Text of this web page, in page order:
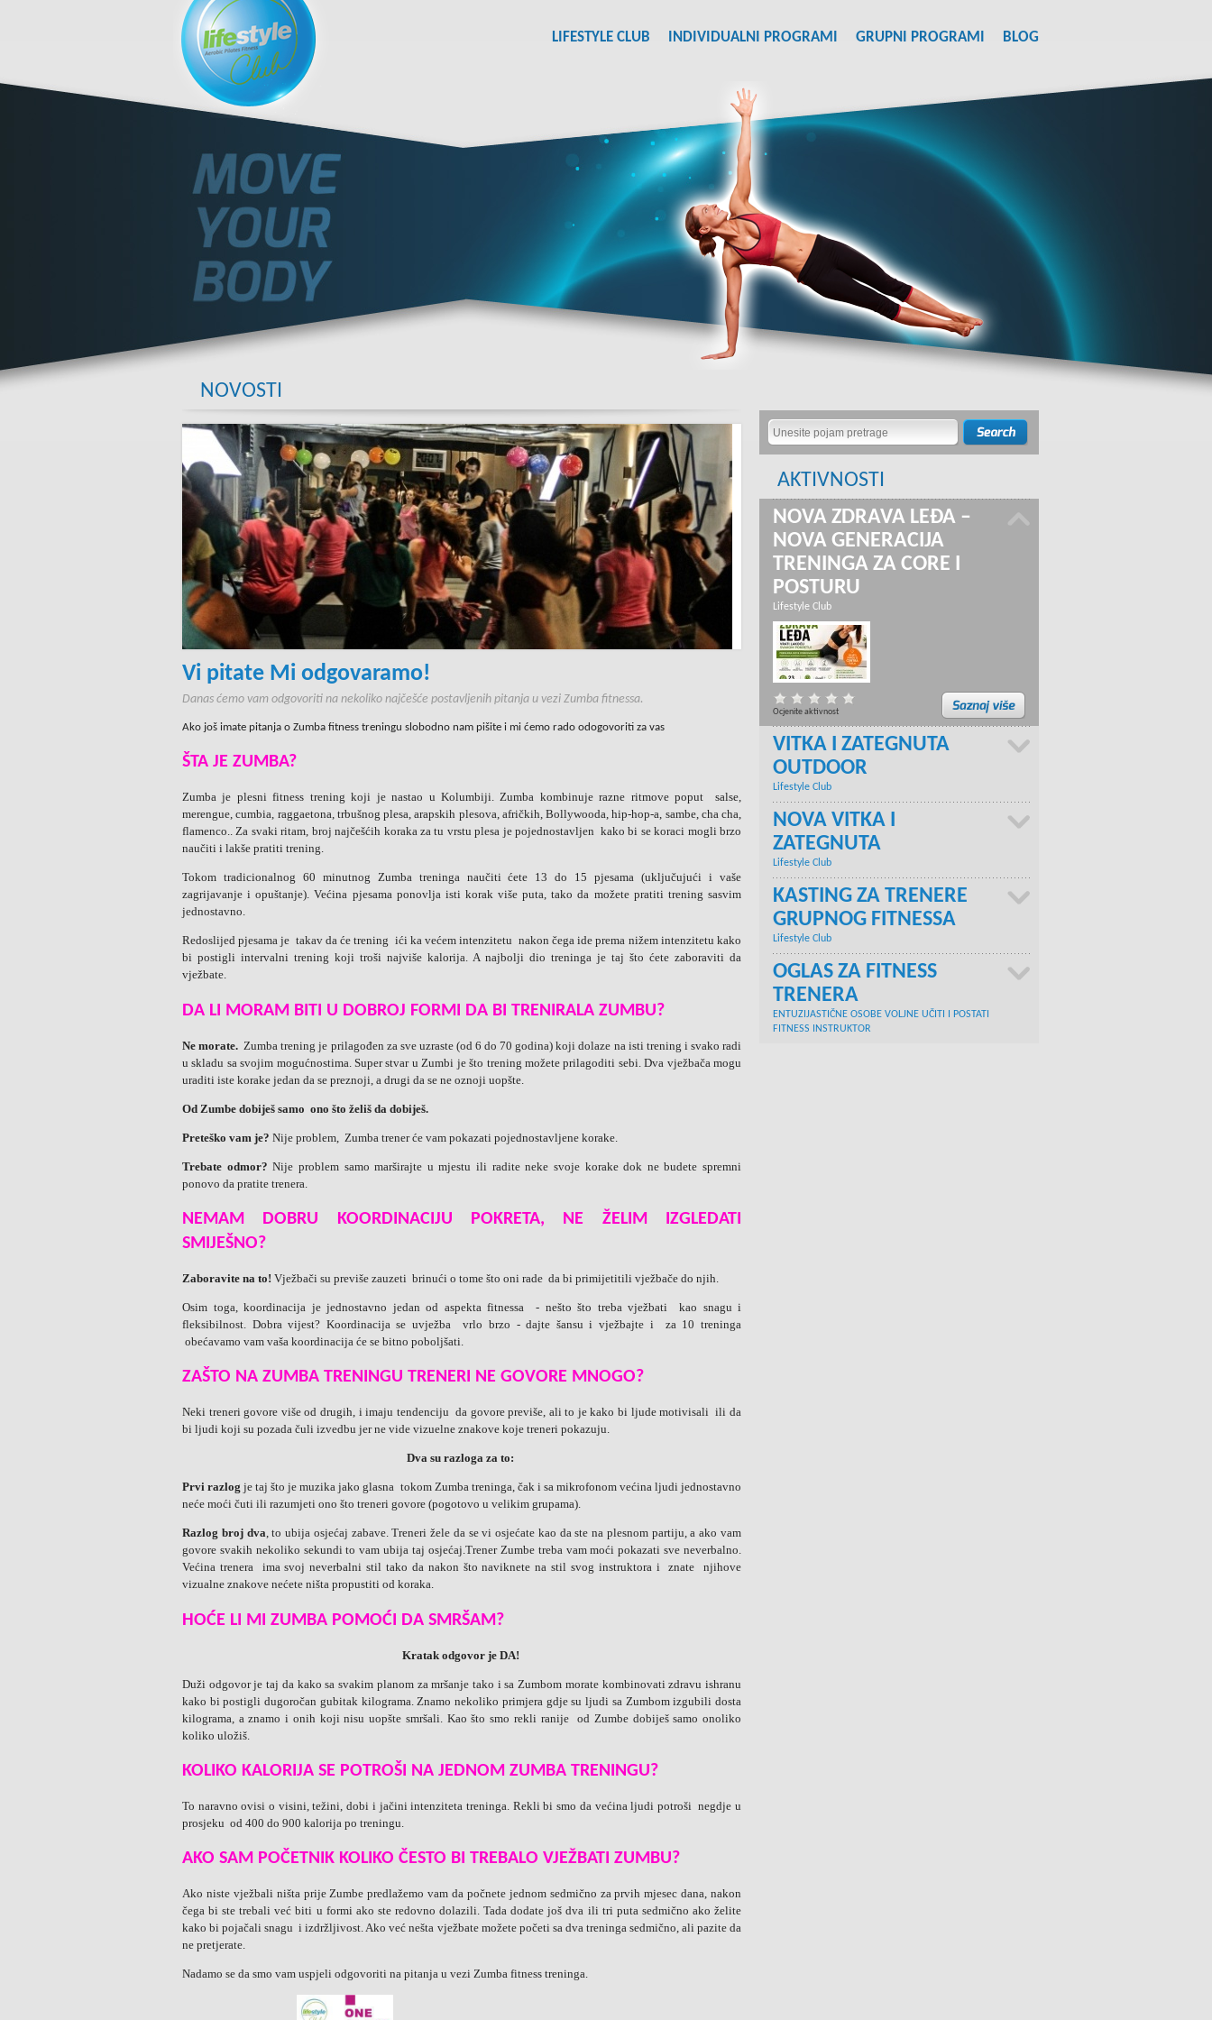
LIFESTYLE CLUB INDIVIDUALNI PROGRAMI GRUPNI PROGRAMI BLOG
NOVOSTI
Vi pitate Mi odgovaramo!
Danas ćemo vam odgovoriti na nekoliko najčešće postavljenih pitanja u vezi Zumba fitnessa.
Ako još imate pitanja o Zumba fitness treningu slobodno nam pišite i mi ćemo rado odogovoriti za vas
ŠTA JE ZUMBA?
Zumba je plesni fitness trening koji je nastao u Kolumbiji. Zumba kombinuje razne ritmove poput salse,
merengue, cumbia, raggaetona, trbušnog plesa, arapskih plesova, afričkih, Bollywooda, hip-hop-a, sambe, cha cha,
flamenco.. Za svaki ritam, broj najčešćih koraka za tu vrstu plesa je pojednostavljen kako bi se koraci mogli brzo
naučiti i lakše pratiti trening.
Tokom tradicionalnog 60 minutnog Zumba treninga naučiti ćete 13 do 15 pjesama (uključujući i vaše
zagrijavanje i opuštanje). Većina pjesama ponovlja isti korak više puta, tako da možete pratiti trening sasvim
jednostavno.
Redoslijed pjesama je takav da će trening ići ka većem intenzitetu nakon čega ide prema nižem intenzitetu kako
bi postigli intervalni trening koji troši najviše kalorija. A najbolji dio treninga je taj što ćete zaboraviti da
vježbate.
DA LI MORAM BITI U DOBROJ FORMI DA BI TRENIRALA ZUMBU?
Ne morate. Zumba trening je prilagođen za sve uzraste (od 6 do 70 godina) koji dolaze na isti trening i svako radi
u skladu sa svojim mogućnostima. Super stvar u Zumbi je što trening možete prilagoditi sebi. Dva vježbača mogu
uraditi iste korake jedan da se preznoji, a drugi da se ne oznoji uopšte.
Od Zumbe dobiješ samo ono što želiš da dobiješ.
Preteško vam je? Nije problem, Zumba trener će vam pokazati pojednostavljene korake.
Trebate odmor? Nije problem samo marširajte u mjestu ili radite neke svoje korake dok ne budete spremni
ponovo da pratite trenera.
NEMAM DOBRU KOORDINACIJU POKRETA, NE ŽELIM IZGLEDATI
SMIJEŠNO?
Zaboravite na to! Vježbači su previše zauzeti brinući o tome što oni rade da bi primijetitili vježbače do njih.
Osim toga, koordinacija je jednostavno jedan od aspekta fitnessa - nešto što treba vježbati kao snagu i
fleksibilnost. Dobra vijest? Koordinacija se uvježba vrlo brzo - dajte šansu i vježbajte i za 10 treninga
obećavamo vam vaša koordinacija će se bitno poboljšati.
ZAŠTO NA ZUMBA TRENINGU TRENERI NE GOVORE MNOGO?
Neki treneri govore više od drugih, i imaju tendenciju da govore previše, ali to je kako bi ljude motivisali ili da
bi ljudi koji su pozada čuli izvedbu jer ne vide vizuelne znakove koje treneri pokazuju.
Dva su razloga za to:
Prvi razlog je taj što je muzika jako glasna tokom Zumba treninga, čak i sa mikrofonom većina ljudi jednostavno
neće moći čuti ili razumjeti ono što treneri govore (pogotovo u velikim grupama).
Razlog broj dva, to ubija osjećaj zabave. Treneri žele da se vi osjećate kao da ste na plesnom partiju, a ako vam
govore svakih nekoliko sekundi to vam ubija taj osjećaj.Trener Zumbe treba vam moći pokazati sve neverbalno.
Većina trenera ima svoj neverbalni stil tako da nakon što naviknete na stil svog instruktora i znate njihove
vizualne znakove nećete ništa propustiti od koraka.
HOĆE LI MI ZUMBA POMOĆI DA SMRŠAM?
Kratak odgovor je DA!
Duži odgovor je taj da kako sa svakim planom za mršanje tako i sa Zumbom morate kombinovati zdravu ishranu
kako bi postigli dugoročan gubitak kilograma. Znamo nekoliko primjera gdje su ljudi sa Zumbom izgubili dosta
kilograma, a znamo i onih koji nisu uopšte smršali. Kao što smo rekli ranije od Zumbe dobiješ samo onoliko
koliko uložiš.
KOLIKO KALORIJA SE POTROŠI NA JEDNOM ZUMBA TRENINGU?
To naravno ovisi o visini, težini, dobi i jačini intenziteta treninga. Rekli bi smo da većina ljudi potroši negdje u
prosjeku od 400 do 900 kalorija po treningu.
AKO SAM POČETNIK KOLIKO ČESTO BI TREBALO VJEŽBATI ZUMBU?
Ako niste vježbali ništa prije Zumbe predlažemo vam da počnete jednom sedmično za prvih mjesec dana, nakon
čega bi ste trebali već biti u formi ako ste redovno dolazili. Tada dodate još dva ili tri puta sedmično ako želite
kako bi pojačali snagu i izdržljivost. Ako već nešta vježbate možete početi sa dva treninga sedmično, ali pazite da
ne pretjerate.
Nadamo se da smo vam uspjeli odgovoriti na pitanja u vezi Zumba fitness treninga.
AKTIVNOSTI
NOVA ZDRAVA LEĐA –
NOVA GENERACIJA
TRENINGA ZA CORE I
POSTURU
Lifestyle Club
Ocjenite aktivnost
VITKA I ZATEGNUTA
OUTDOOR
Lifestyle Club
NOVA VITKA I
ZATEGNUTA
Lifestyle Club
KASTING ZA TRENERE
GRUPNOG FITNESSA
Lifestyle Club
OGLAS ZA FITNESS
TRENERA
ENTUZIJASTIČNE OSOBE VOLJNE UČITI I POSTATI
FITNESS INSTRUKTOR